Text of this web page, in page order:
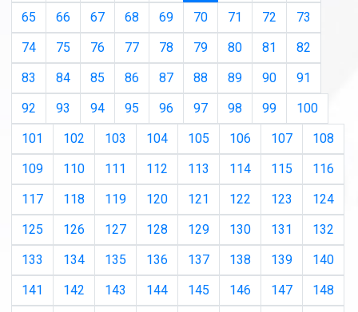
65
66 67 68 69 70 71 72
73
74
75 76 77 78 79 80 81
82
83
84 85 86 87 88 89 90
91
92
93 94 95 96 97 98 99
100
101
102 103 104 105 106 107
108
109
110 111 112 113 114 115
116
117
118 119 120 121 122 123
124
125
126 127 128 129 130 131
132
133
134 135 136 137 138 139
140
141
142 143 144 145 146 147
148